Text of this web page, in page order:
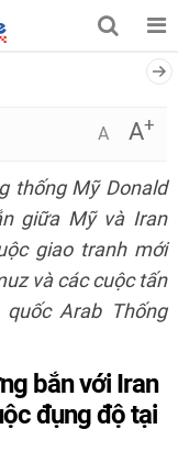
A A+
thống Mỹ Donald
giữa Mỹ và Iran
giao tranh mới
và các cuộc tấn
Arab Thống
bắn với Iran
đụng độ tại